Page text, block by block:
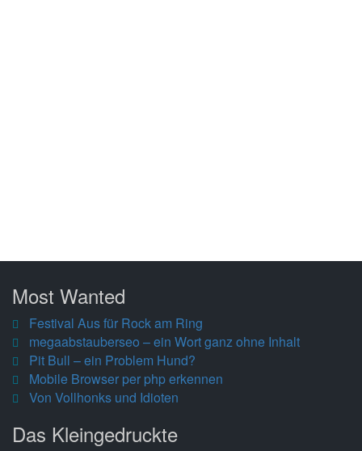
Most Wanted
Festival Aus für Rock am Ring
megaabstauberseo – ein Wort ganz ohne Inhalt
Pit Bull – ein Problem Hund?
Mobile Browser per php erkennen
Von Vollhonks und Idioten
Das Kleingedruckte